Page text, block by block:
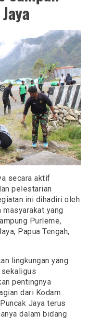
secara aktif
pelestarian
ini dihadiri oleh
yang
Purleme,
Papua Tengah,
lingkungan yang
sekaligus
pentingnya
dari Kodam
Jaya terus
dalam bidang